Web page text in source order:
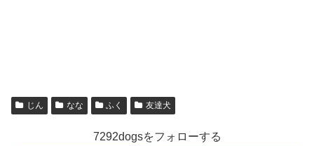
じん なな ふく 友達犬
7292dogsをフォローする